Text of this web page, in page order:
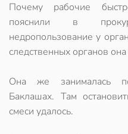
Почему рабочие
пояснили в
недропользование у
следственных органов
Она же занималась
Баклашах. Там
смеси удалось.